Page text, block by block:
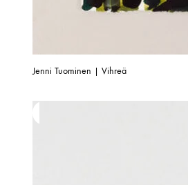
Jenni Tuominen | Vihreä